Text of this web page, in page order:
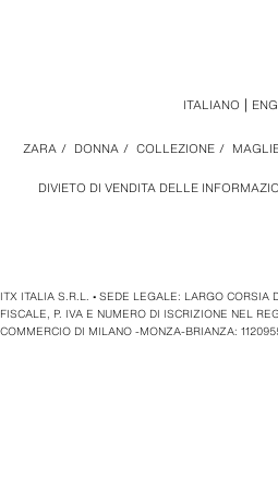
DIVIETO DI VENDITA DELLE
ZARA / DONNA / COLLEZIONE /
ITALIANO
ITX ITALIA S.R.L. • SEDE LEGALE: LARGO CORSIA
FISCALE, P. IVA E NUMERO DI ISCRIZIONE NEL
COMMERCIO DI MILANO -MONZA-BRIANZA: